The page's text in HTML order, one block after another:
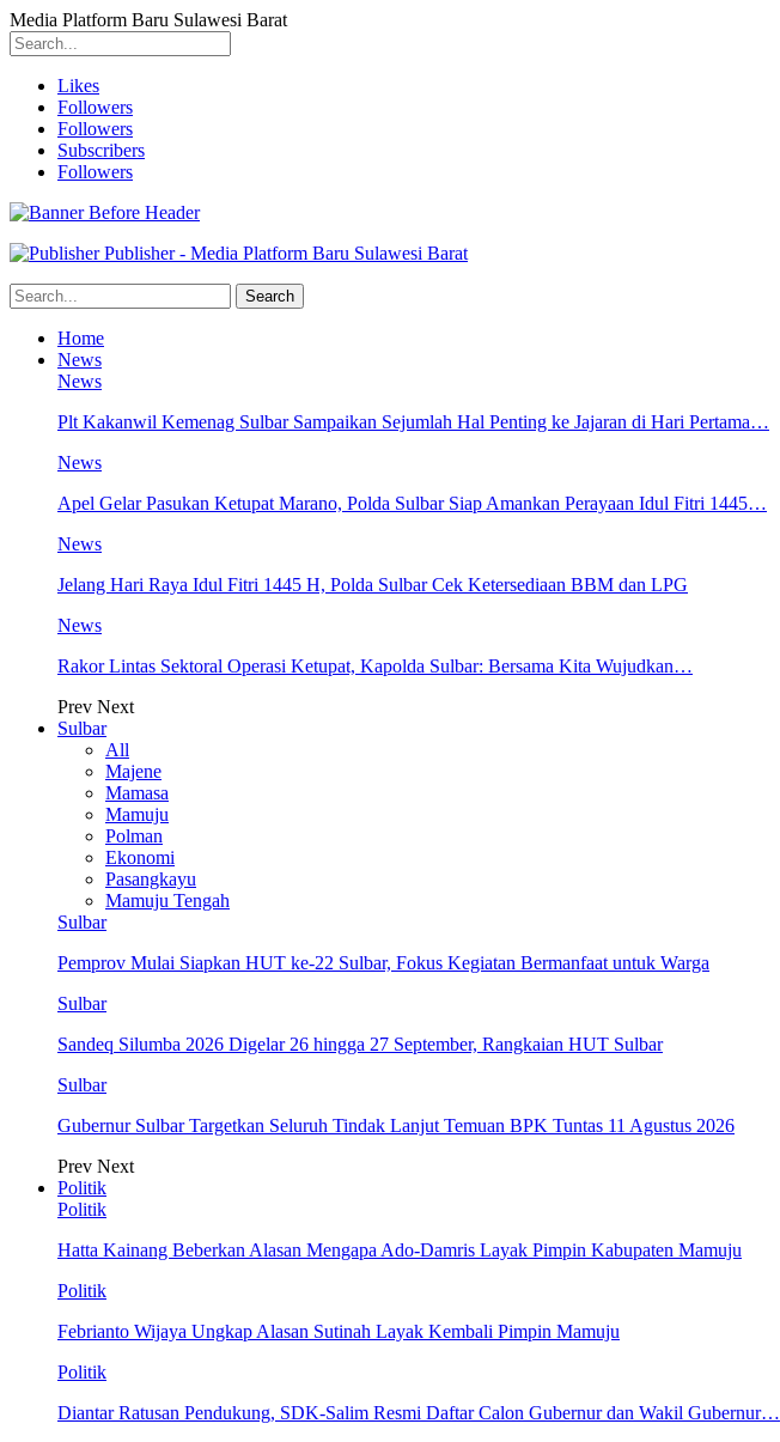
Media Platform Baru Sulawesi Barat
Likes
Followers
Followers
Subscribers
Followers
Publisher - Media Platform Baru Sulawesi Barat
Home
News
News
Plt Kakanwil Kemenag Sulbar Sampaikan Sejumlah Hal Penting ke Jajaran di Hari Pertama…
News
Apel Gelar Pasukan Ketupat Marano, Polda Sulbar Siap Amankan Perayaan Idul Fitri 1445…
News
Jelang Hari Raya Idul Fitri 1445 H, Polda Sulbar Cek Ketersediaan BBM dan LPG
News
Rakor Lintas Sektoral Operasi Ketupat, Kapolda Sulbar: Bersama Kita Wujudkan…
Prev Next
Sulbar
All
Majene
Mamasa
Mamuju
Polman
Ekonomi
Pasangkayu
Mamuju Tengah
Sulbar
Pemprov Mulai Siapkan HUT ke-22 Sulbar, Fokus Kegiatan Bermanfaat untuk Warga
Sulbar
Sandeq Silumba 2026 Digelar 26 hingga 27 September, Rangkaian HUT Sulbar
Sulbar
Gubernur Sulbar Targetkan Seluruh Tindak Lanjut Temuan BPK Tuntas 11 Agustus 2026
Prev Next
Politik
Politik
Hatta Kainang Beberkan Alasan Mengapa Ado-Damris Layak Pimpin Kabupaten Mamuju
Politik
Febrianto Wijaya Ungkap Alasan Sutinah Layak Kembali Pimpin Mamuju
Politik
Diantar Ratusan Pendukung, SDK-Salim Resmi Daftar Calon Gubernur dan Wakil Gubernur…